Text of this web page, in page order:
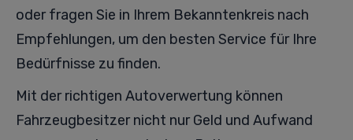
oder fragen Sie in Ihrem Bekanntenkreis nach
Empfehlungen, um den besten Service für Ihre
Bedürfnisse zu finden.
Mit der richtigen Autoverwertung können
Fahrzeugbesitzer nicht nur Geld und Aufwand